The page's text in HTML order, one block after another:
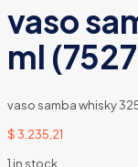
vaso
ml
vaso samba whisky
$3.235,21
1 in stock